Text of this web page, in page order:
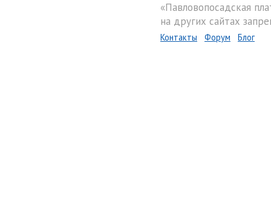
«Павловопосадская
на других сайтах
Контакты Форум Блог